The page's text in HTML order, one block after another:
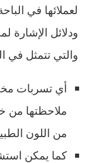
لعملائها في
ودلائل الإشارة
والتي تتمثل في
أي تسربات
ملاحظتها من
من اللون
كما يمكن